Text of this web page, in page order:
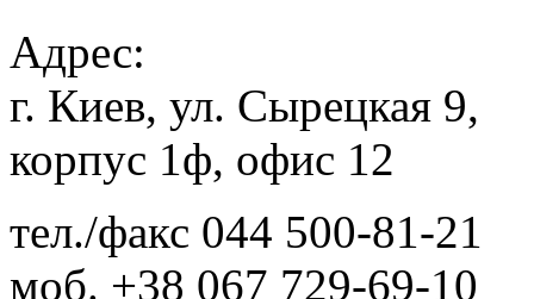
Адрес:
г. Киев, ул. Сырецкая 9,
корпус 1ф, офис 12
тел./факс 044 500-81-21
моб. +38 067 729-69-10